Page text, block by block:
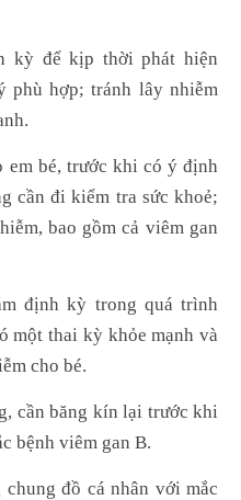
kỳ để kịp thời phát hiện
phù hợp; tránh lây nhiễm
em bé, trước khi có ý định
cần đi kiểm tra sức khoẻ;
bao gồm cả viêm gan
định kỳ trong quá trình
một thai kỳ khỏe mạnh và
cho bé.
cần băng kín lại trước khi
bệnh viêm gan B.
đồ cá nhân với mắc